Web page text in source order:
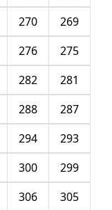
269
270
275
276
281
282
287
288
293
294
299
300
305
306